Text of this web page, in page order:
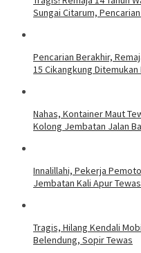
Sungai Citarum,
Pencarian Berakhir,
15 Cikangkung Ditemukan
Nahas, Kontainer Maut
Kolong Jembatan Jalan
Innalillahi, Pekerja
Jembatan Kali Apur
Tragis, Hilang Kendali
Belendung, Sopir Tewas